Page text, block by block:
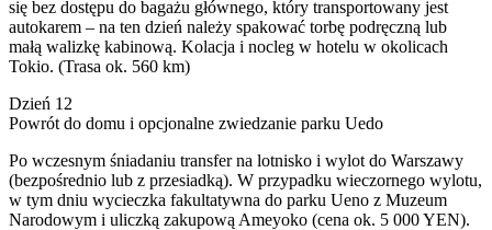
się bez dostępu do bagażu głównego, który transportowany jest
autokarem – na ten dzień należy spakować torbę podręczną lub
małą walizkę kabinową. Kolacja i nocleg w hotelu w okolicach
Tokio. (Trasa ok. 560 km)
Dzień 12
Powrót do domu i opcjonalne zwiedzanie parku Uedo
Po wczesnym śniadaniu transfer na lotnisko i wylot do Warszawy
(bezpośrednio lub z przesiadką). W przypadku wieczornego wylotu,
w tym dniu wycieczka fakultatywna do parku Ueno z Muzeum
Narodowym i uliczką zakupową Ameyoko (cena ok. 5 000 YEN).